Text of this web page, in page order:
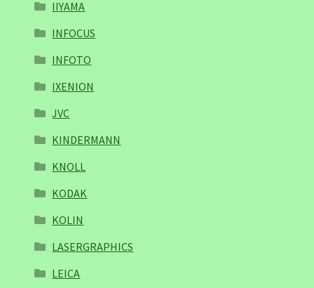
IIYAMA
INFOCUS
INFOTO
IXENION
JVC
KINDERMANN
KNOLL
KODAK
KOLIN
LASERGRAPHICS
LEICA